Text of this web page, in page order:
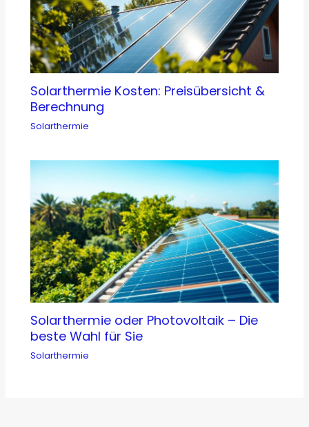
Solarthermie Kosten: Preisübersicht &
Berechnung
Solarthermie
Solarthermie oder Photovoltaik – Die
beste Wahl für Sie
Solarthermie